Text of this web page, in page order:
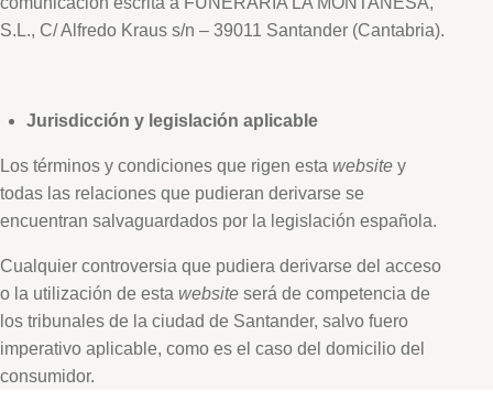
S.L., C/ Alfredo Kraus s/n – 39011 Santander (Cantabria).
Jurisdicción y legislación aplicable
Los términos y condiciones que rigen esta website y
todas las relaciones que pudieran derivarse se
encuentran salvaguardados por la legislación española.
Cualquier controversia que pudiera derivarse del acceso
o la utilización de esta website será de competencia de
los tribunales de la ciudad de Santander, salvo fuero
imperativo aplicable, como es el caso del domicilio del
consumidor.